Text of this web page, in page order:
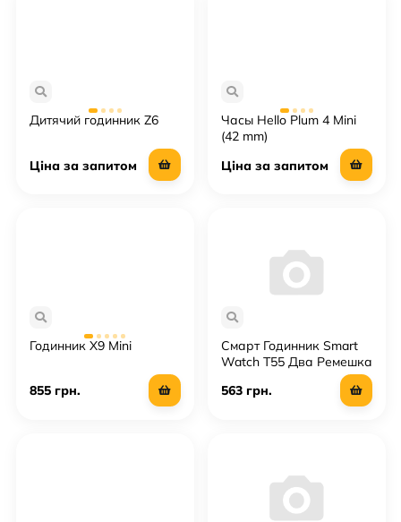
Дитячий годинник Z6
Ціна за запитом
Часы Hello Plum 4 Mini
(42 mm)
Ціна за запитом
Годинник X9 Mini
855 грн.
Смарт Годинник Smart
Watch T55 Два Ремешка
563 грн.